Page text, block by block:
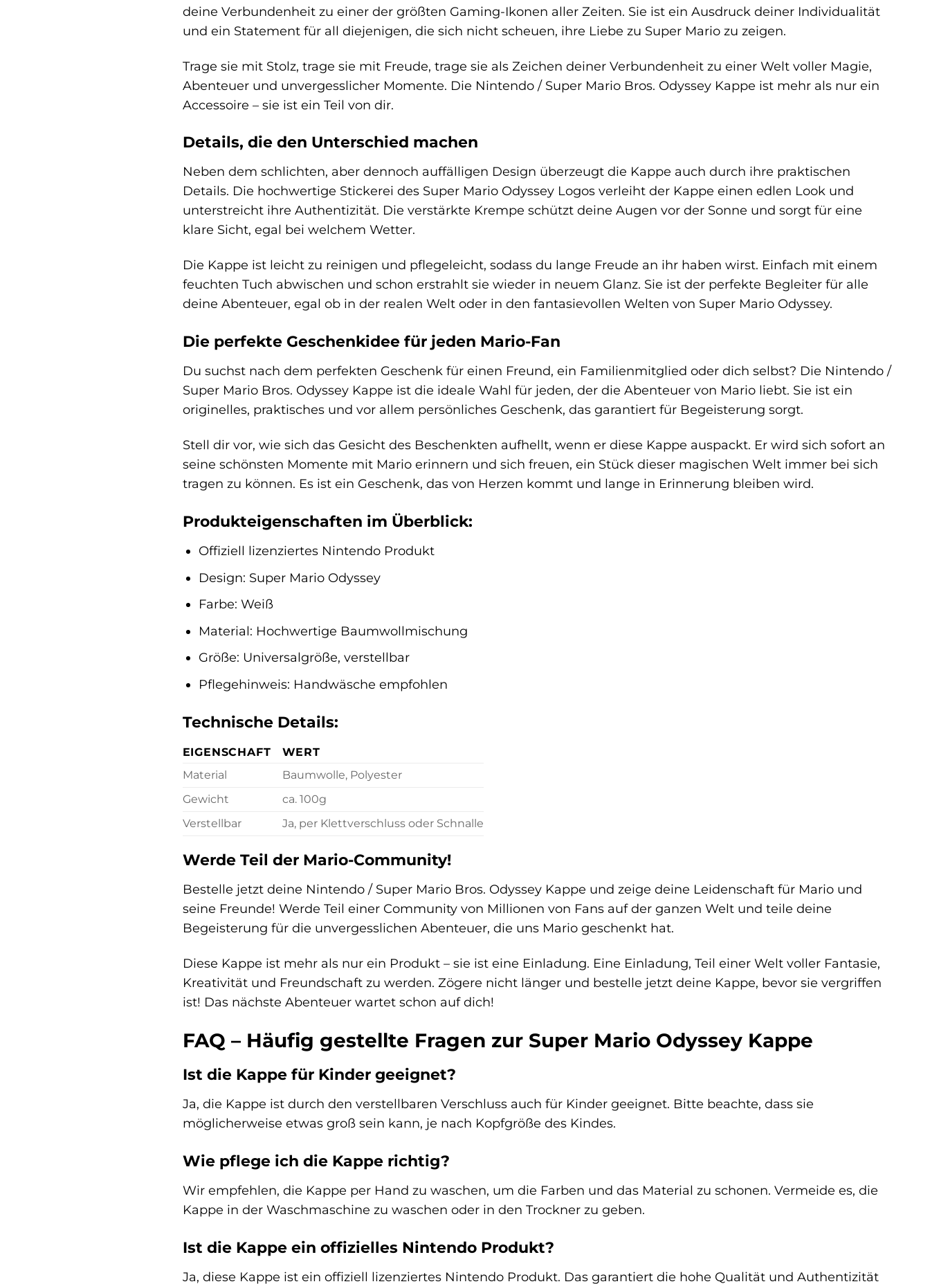
deine Verbundenheit zu einer der größten Gaming-Ikonen aller Zeiten. Sie ist ein Ausdruck deiner Individualität
und ein Statement für all diejenigen, die sich nicht scheuen, ihre Liebe zu Super Mario zu zeigen.
Trage sie mit Stolz, trage sie mit Freude, trage sie als Zeichen deiner Verbundenheit zu einer Welt voller Magie,
Abenteuer und unvergesslicher Momente. Die Nintendo / Super Mario Bros. Odyssey Kappe ist mehr als nur ein
Accessoire – sie ist ein Teil von dir.
Details, die den Unterschied machen
Neben dem schlichten, aber dennoch auffälligen Design überzeugt die Kappe auch durch ihre praktischen
Details. Die hochwertige Stickerei des Super Mario Odyssey Logos verleiht der Kappe einen edlen Look und
unterstreicht ihre Authentizität. Die verstärkte Krempe schützt deine Augen vor der Sonne und sorgt für eine
klare Sicht, egal bei welchem Wetter.
Die Kappe ist leicht zu reinigen und pflegeleicht, sodass du lange Freude an ihr haben wirst. Einfach mit einem
feuchten Tuch abwischen und schon erstrahlt sie wieder in neuem Glanz. Sie ist der perfekte Begleiter für alle
deine Abenteuer, egal ob in der realen Welt oder in den fantasievollen Welten von Super Mario Odyssey.
Die perfekte Geschenkidee für jeden Mario-Fan
Du suchst nach dem perfekten Geschenk für einen Freund, ein Familienmitglied oder dich selbst? Die Nintendo /
Super Mario Bros. Odyssey Kappe ist die ideale Wahl für jeden, der die Abenteuer von Mario liebt. Sie ist ein
originelles, praktisches und vor allem persönliches Geschenk, das garantiert für Begeisterung sorgt.
Stell dir vor, wie sich das Gesicht des Beschenkten aufhellt, wenn er diese Kappe auspackt. Er wird sich sofort an
seine schönsten Momente mit Mario erinnern und sich freuen, ein Stück dieser magischen Welt immer bei sich
tragen zu können. Es ist ein Geschenk, das von Herzen kommt und lange in Erinnerung bleiben wird.
Produkteigenschaften im Überblick:
Offiziell lizenziertes Nintendo Produkt
Design: Super Mario Odyssey
Farbe: Weiß
Material: Hochwertige Baumwollmischung
Größe: Universalgröße, verstellbar
Pflegehinweis: Handwäsche empfohlen
Technische Details:
EIGENSCHAFT
WERT
Material
Baumwolle, Polyester
Gewicht
ca. 100g
Verstellbar
Ja, per Klettverschluss oder Schnalle
Werde Teil der Mario-Community!
Bestelle jetzt deine Nintendo / Super Mario Bros. Odyssey Kappe und zeige deine Leidenschaft für Mario und
seine Freunde! Werde Teil einer Community von Millionen von Fans auf der ganzen Welt und teile deine
Begeisterung für die unvergesslichen Abenteuer, die uns Mario geschenkt hat.
Diese Kappe ist mehr als nur ein Produkt – sie ist eine Einladung. Eine Einladung, Teil einer Welt voller Fantasie,
Kreativität und Freundschaft zu werden. Zögere nicht länger und bestelle jetzt deine Kappe, bevor sie vergriffen
ist! Das nächste Abenteuer wartet schon auf dich!
FAQ – Häufig gestellte Fragen zur Super Mario Odyssey Kappe
Ist die Kappe für Kinder geeignet?
Ja, die Kappe ist durch den verstellbaren Verschluss auch für Kinder geeignet. Bitte beachte, dass sie
möglicherweise etwas groß sein kann, je nach Kopfgröße des Kindes.
Wie pflege ich die Kappe richtig?
Wir empfehlen, die Kappe per Hand zu waschen, um die Farben und das Material zu schonen. Vermeide es, die
Kappe in der Waschmaschine zu waschen oder in den Trockner zu geben.
Ist die Kappe ein offizielles Nintendo Produkt?
Ja, diese Kappe ist ein offiziell lizenziertes Nintendo Produkt. Das garantiert die hohe Qualität und Authentizität